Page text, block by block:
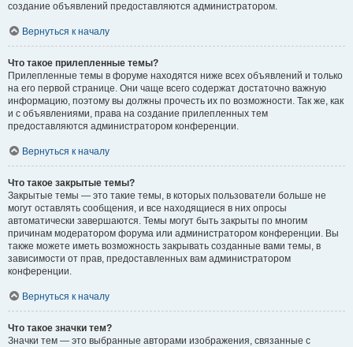
создание объявлений предоставляются администратором.
Вернуться к началу
Что такое прилепленные темы?
Прилепленные темы в форуме находятся ниже всех объявлений и только
на его первой странице. Они чаще всего содержат достаточно важную
информацию, поэтому вы должны прочесть их по возможности. Так же, как
и с объявлениями, права на создание прилепленных тем
предоставляются администратором конференции.
Вернуться к началу
Что такое закрытые темы?
Закрытые темы — это такие темы, в которых пользователи больше не
могут оставлять сообщения, и все находящиеся в них опросы
автоматически завершаются. Темы могут быть закрыты по многим
причинам модератором форума или администратором конференции. Вы
также можете иметь возможность закрывать созданные вами темы, в
зависимости от прав, предоставленных вам администратором
конференции.
Вернуться к началу
Что такое значки тем?
Значки тем — это выбранные авторами изображения, связанные с